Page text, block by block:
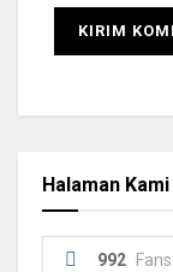
Halaman Kami
992 Fans